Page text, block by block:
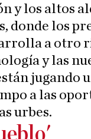
y los altos
los
a otro
y las
jugando
a las
urbes.